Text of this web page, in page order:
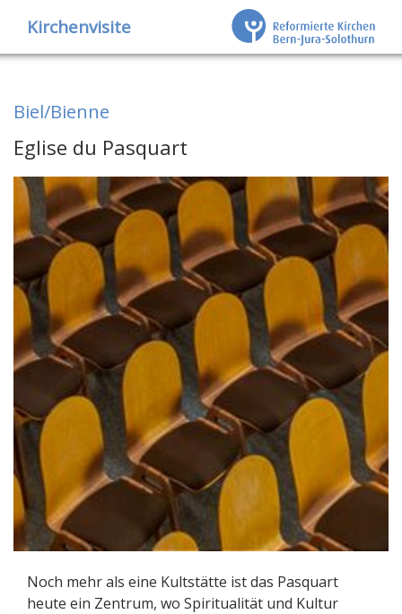
Kirchenvisite
Biel/Bienne
Eglise du Pasquart
Noch mehr als eine Kultstätte ist das Pasquart
heute ein Zentrum, wo Spiritualität und Kultur